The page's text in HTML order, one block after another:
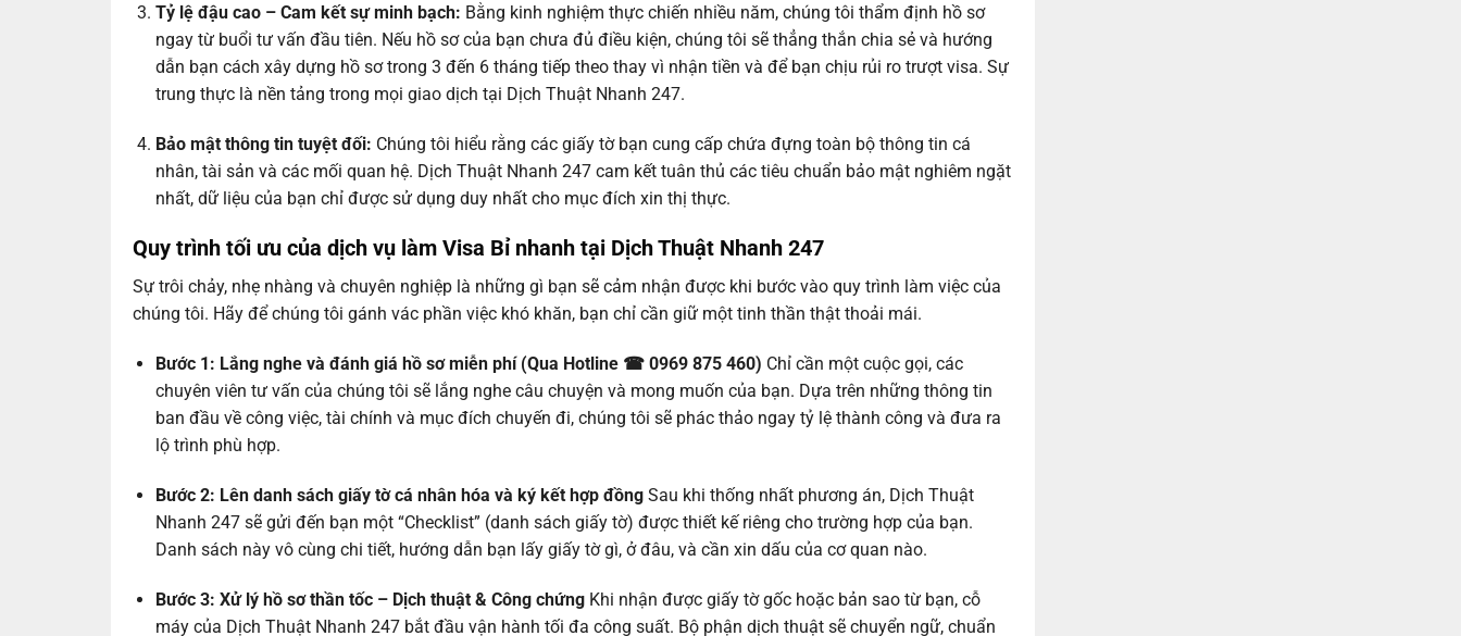
Tỷ lệ đậu cao – Cam kết sự minh bạch: Bằng kinh nghiệm thực chiến nhiều năm, chúng tôi thẩm định hồ sơ
ngay từ buổi tư vấn đầu tiên. Nếu hồ sơ của bạn chưa đủ điều kiện, chúng tôi sẽ thẳng thắn chia sẻ và hướng
dẫn bạn cách xây dựng hồ sơ trong 3 đến 6 tháng tiếp theo thay vì nhận tiền và để bạn chịu rủi ro trượt visa. Sự
trung thực là nền tảng trong mọi giao dịch tại Dịch Thuật Nhanh 247.
Bảo mật thông tin tuyệt đối: Chúng tôi hiểu rằng các giấy tờ bạn cung cấp chứa đựng toàn bộ thông tin cá
nhân, tài sản và các mối quan hệ. Dịch Thuật Nhanh 247 cam kết tuân thủ các tiêu chuẩn bảo mật nghiêm ngặt
nhất, dữ liệu của bạn chỉ được sử dụng duy nhất cho mục đích xin thị thực.
Quy trình tối ưu của dịch vụ làm Visa Bỉ nhanh tại Dịch Thuật Nhanh 247
Sự trôi chảy, nhẹ nhàng và chuyên nghiệp là những gì bạn sẽ cảm nhận được khi bước vào quy trình làm việc của
chúng tôi. Hãy để chúng tôi gánh vác phần việc khó khăn, bạn chỉ cần giữ một tinh thần thật thoải mái.
Bước 1: Lắng nghe và đánh giá hồ sơ miễn phí (Qua Hotline ☎ 0969 875 460) Chỉ cần một cuộc gọi, các
chuyên viên tư vấn của chúng tôi sẽ lắng nghe câu chuyện và mong muốn của bạn. Dựa trên những thông tin
ban đầu về công việc, tài chính và mục đích chuyến đi, chúng tôi sẽ phác thảo ngay tỷ lệ thành công và đưa ra
lộ trình phù hợp.
Bước 2: Lên danh sách giấy tờ cá nhân hóa và ký kết hợp đồngSau khi thống nhất phương án, Dịch Thuật
Nhanh 247 sẽ gửi đến bạn một “Checklist” (danh sách giấy tờ) được thiết kế riêng cho trường hợp của bạn.
Danh sách này vô cùng chi tiết, hướng dẫn bạn lấy giấy tờ gì, ở đâu, và cần xin dấu của cơ quan nào.
Bước 3: Xử lý hồ sơ thần tốc – Dịch thuật & Công chứngKhi nhận được giấy tờ gốc hoặc bản sao từ bạn, cỗ
máy của Dịch Thuật Nhanh 247 bắt đầu vận hành tối đa công suất. Bộ phận dịch thuật sẽ chuyển ngữ, chuẩn